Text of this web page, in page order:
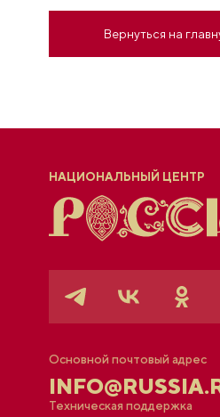
Вернуться на
НАЦИОНАЛЬНЫЙ ЦЕНТР
Основной почтовый адрес
Техническая поддержка